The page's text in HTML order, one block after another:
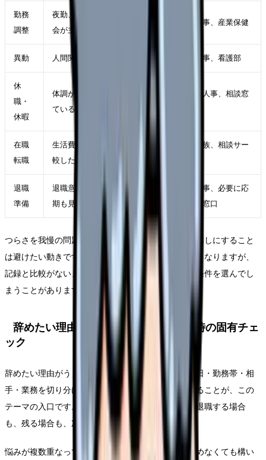
勤務
調整
夜勤、残業、受け持ち、委員
会が主因
師長、人事、産業保健
異動 人間関係や診療科相性が主因 師長、人事、看護部
休
職・
休暇
体調が落ち、判断力も下がっ
ている
主治医、人事、相談窓
在職
転職
生活費を守りながら条件を比
較したい
自分、家族、相談サー
退職
準備
退職意思が固く、引き継ぎ時
期も見えている
職場、人事、必要に応
じて外部窓口
つらさを我慢の問題にして、事実の記録や相談を後回しにすること
は避けたい動きです。限界の時ほど早く終わらせたくなりますが、
記録と比較がないまま動くと、次の職場選びで同じ条件を選んでし
まうことがあります。
辞めたい理由がうまく言語化できない時の固有チェ
ック
辞めたい理由がうまく言語化できないが強くなる曜日・勤務帯・相
手・業務を切り分け、退職以外の調整余地も確認することが、この
テーマの入口です。誰かに説明できる形にすると、退職する場合
も、残る場合も、次の一手が具体的になります。
悩みが複数重なっている時は、退職理由を一つに決めなくても構い